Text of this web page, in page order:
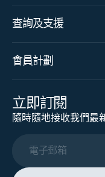
查詢及支援
會員計劃
立即訂閱
隨時隨地接收我們最
電子郵箱